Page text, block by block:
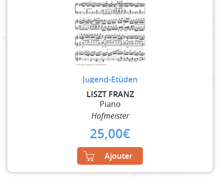
Jugend-Etüden
LISZT FRANZ
Piano
Hofmeister
25,00€
Ajouter